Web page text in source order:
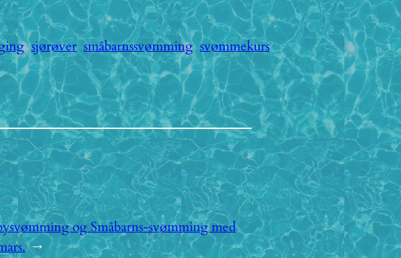
sjørøver småbarnssvømming svømmekurs
og Småbarns-svømming med
→